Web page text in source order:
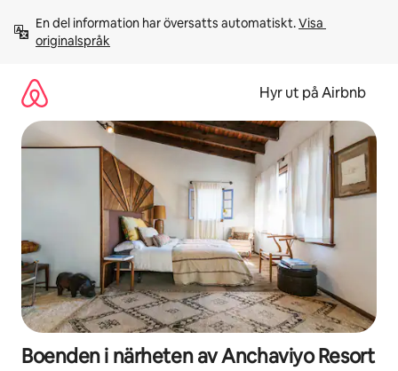
innehåll
En del information har översatts automatiskt. Visa
originalspråk
Hyr ut på Airbnb
Boenden i närheten av Anchaviyo Resort